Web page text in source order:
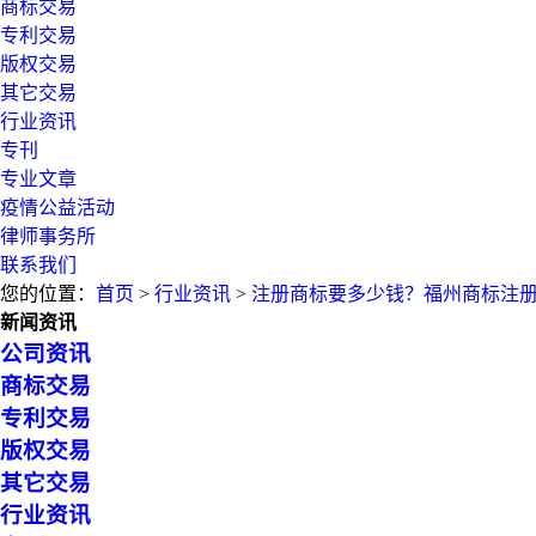
商标交易
专利交易
版权交易
其它交易
行业资讯
专刊
专业文章
疫情公益活动
律师事务所
联系我们
您的位置： 首页 > 行业资讯 > 注册商标要多少钱？福州商标注
新闻资讯
公司资讯
商标交易
专利交易
版权交易
其它交易
行业资讯